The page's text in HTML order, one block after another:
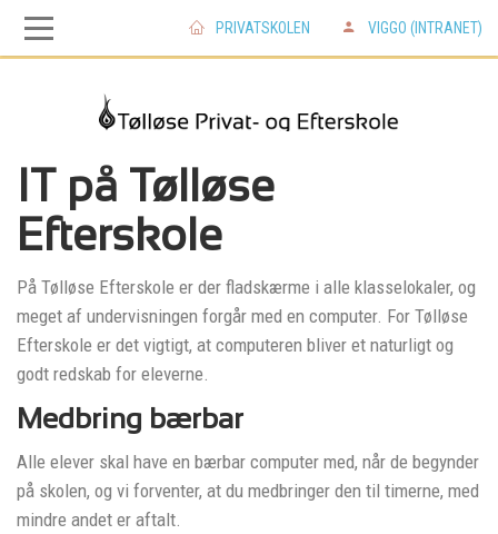
Skip
Skip
PRIVATSKOLEN VIGGO (INTRANET)
IT på Tølløse
Efterskole
På Tølløse Efterskole er der fladskærme i alle klasselokaler, og
meget af undervisningen forgår med en computer. For Tølløse
Efterskole er det vigtigt, at computeren bliver et naturligt og
godt redskab for eleverne.
Medbring bærbar
Alle elever skal have en bærbar computer med, når de begynder
på skolen, og vi forventer, at du medbringer den til timerne, med
mindre andet er aftalt.